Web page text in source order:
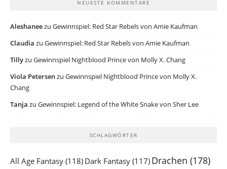
NEUESTE KOMMENTARE
Aleshaneezu Gewinnspiel: Red Star Rebels von Amie Kaufman
Claudia zu Gewinnspiel: Red Star Rebels von Amie Kaufman
Tillyzu Gewinnspiel Nightblood Prince von Molly X. Chang
Viola Petersenzu Gewinnspiel Nightblood Prince von Molly X.
Chang
Tanja zu Gewinnspiel: Legend of the White Snake von Sher Lee
SCHLAGWÖRTER
All Age Fantasy (118) Dark Fantasy (117) Drachen (178)